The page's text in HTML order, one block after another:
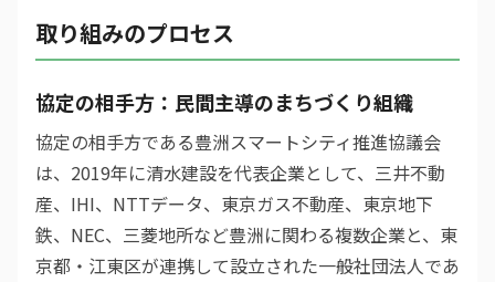
取り組みのプロセス
協定の相手方：民間主導のまちづくり組織
協定の相手方である豊洲スマートシティ推進協議会
は、2019年に清水建設を代表企業として、三井不動
産、IHI、NTTデータ、東京ガス不動産、東京地下
鉄、NEC、三菱地所など豊洲に関わる複数企業と、東
京都・江東区が連携して設立された一般社団法人であ